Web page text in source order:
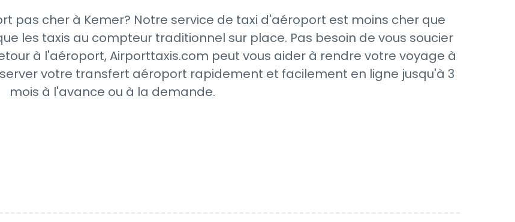
pas cher à Kemer? Notre service de taxi d'aéroport est moins cher que
les taxis au compteur traditionnel sur place. Pas besoin de vous soucier
à l'aéroport, Airporttaxis.com peut vous aider à rendre votre voyage à
votre transfert aéroport rapidement et facilement en ligne jusqu'à 3
mois à l'avance ou à la demande.